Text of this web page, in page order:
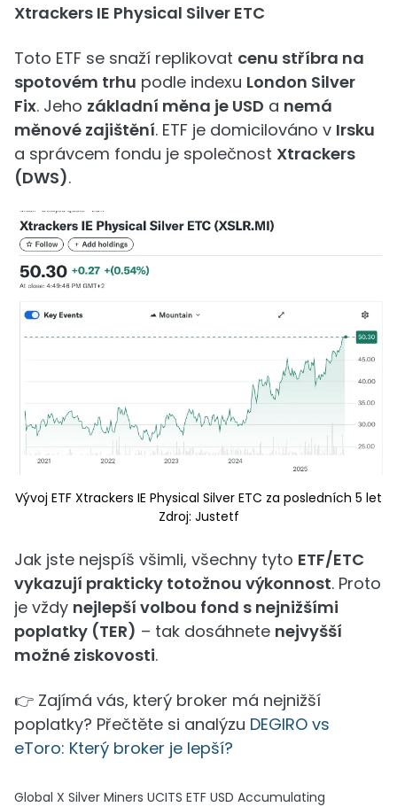
Xtrackers IE Physical Silver ETC
Toto ETF se snaží replikovat cenu stříbra na
spotovém trhu podle indexu London Silver
Fix. Jeho základní měna je USD a nemá
měnové zajištění. ETF je domicilováno v Irsku
a správcem fondu je společnost Xtrackers
(DWS).
Vývoj ETF Xtrackers IE Physical Silver ETC za posledních 5 let
Zdroj: Justetf
Jak jste nejspíš všimli, všechny tyto ETF/ETC
vykazují prakticky totožnou výkonnost. Proto
je vždy nejlepší volbou fond s nejnižšími
poplatky (TER) – tak dosáhnete nejvyšší
možné ziskovosti.
👉 Zajímá vás, který broker má nejnižší
poplatky? Přečtěte si analýzu DEGIRO vs
eToro: Který broker je lepší?
Global X Silver Miners UCITS ETF USD Accumulating